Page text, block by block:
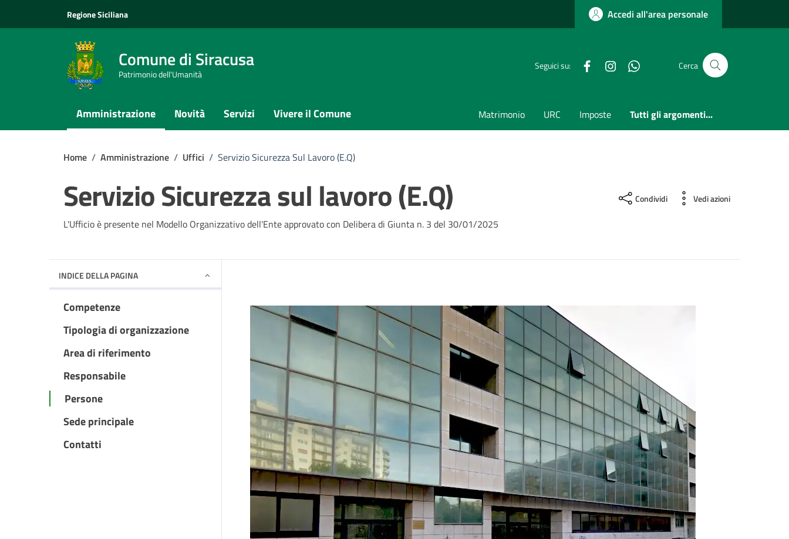
Regione Siciliana Accedi all'area personale
Comune di Siracusa
Patrimonio dell'Umanità
Seguici su: FacebookInstagramwhatsappCerca
Amministrazione Novità Servizi Vivere il Comune Matrimonio URC Imposte Tutti gli argomenti...
Home / Amministrazione / Uffici / Servizio Sicurezza Sul Lavoro (E.Q)
Servizio Sicurezza sul lavoro (E.Q)
L'Ufficio è presente nel Modello Organizzativo dell'Ente approvato con Delibera di Giunta n. 3 del 30/01/2025
Condividi Vedi azioni
INDICE DELLA PAGINA
Competenze
Tipologia di organizzazione
Area di riferimento
Responsabile
Persone
Sede principale
Contatti